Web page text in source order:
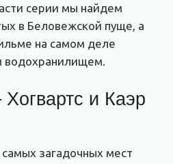
серии мы найдем
в Беловежской пуще, а
на самом деле
водохранилищем.
Хогвартс и Каэр
загадочных мест